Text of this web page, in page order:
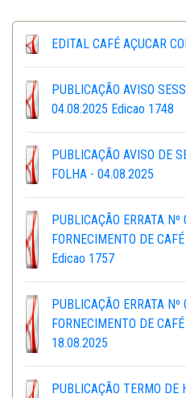
EDITAL CAFÉ AÇUCAR
PUBLICAÇÃO AVISO
04.08.2025 Edicao 1748
PUBLICAÇÃO AVISO DE
FOLHA - 04.08.2025
PUBLICAÇÃO ERRATA
FORNECIMENTO DE
Edicao 1757
PUBLICAÇÃO ERRATA
FORNECIMENTO DE
18.08.2025
PUBLICAÇÃO TERMO DE